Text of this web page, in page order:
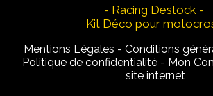
- Racing Destock -
Kit Déco pour
Mentions Légales
Conditions
Politique de confidentialité
Mon
site internet